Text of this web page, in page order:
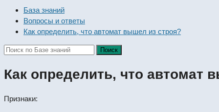
База знаний
Вопросы и ответы
Как определить, что автомат вышел из строя?
Как определить, что автомат
Признаки: